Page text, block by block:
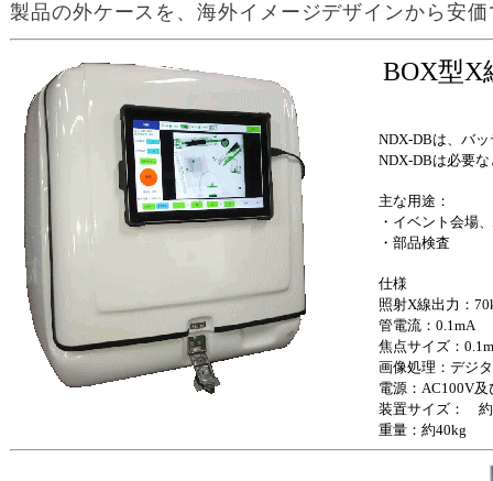
製品の外ケースを、海外イメージデザインから安
BOX型
NDX-DBは、バ
NDX-DBは必要
主な用途：
・イベント会場
・部品検査
仕様
照射X線出力：
管電流：0.1mA
焦点サイズ：
画像処理：デジ
電源：AC100V及
装置サイズ： 約
重量：約40kg